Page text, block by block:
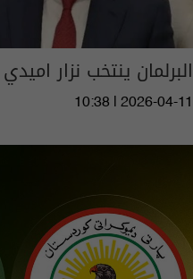
البرلمان ينتخب نزار
10:38 | 2026-04-11